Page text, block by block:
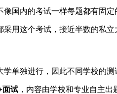
国内的考试一样每题都有固
采用这个考试，接近半数的私
单独进行，因此不同学校的
面试 ，内容由学校和专业自主出